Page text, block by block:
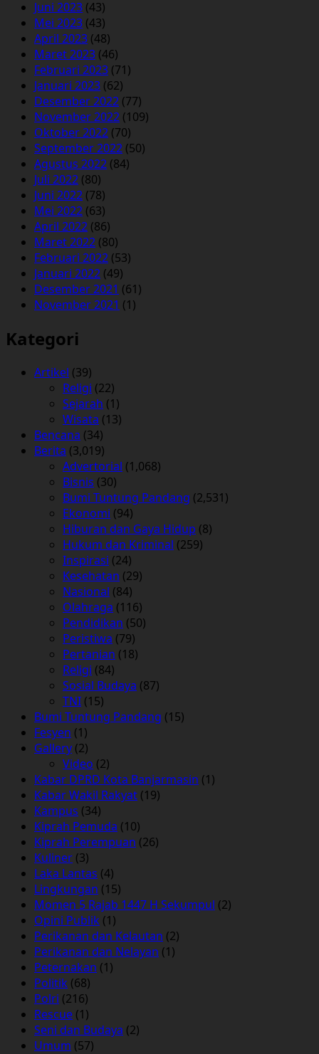
Juni 2023 (43)
Mei 2023 (43)
April 2023 (48)
Maret 2023 (46)
Februari 2023 (71)
Januari 2023 (62)
Desember 2022 (77)
November 2022 (109)
Oktober 2022 (70)
September 2022 (50)
Agustus 2022 (84)
Juli 2022 (80)
Juni 2022 (78)
Mei 2022 (63)
April 2022 (86)
Maret 2022 (80)
Februari 2022 (53)
Januari 2022 (49)
Desember 2021 (61)
November 2021 (1)
Kategori
Artikel (39)
Religi (22)
Sejarah (1)
Wisata (13)
Bencana (34)
Berita (3,019)
Advertorial (1,068)
Bisnis (30)
Bumi Tuntung Pandang (2,531)
Ekonomi (94)
Hiburan dan Gaya Hidup (8)
Hukum dan Kriminal (259)
Inspirasi (24)
Kesehatan (29)
Nasional (84)
Olahraga (116)
Pendidikan (50)
Peristiwa (79)
Pertanian (18)
Religi (84)
Sosial Budaya (87)
TNI (15)
Bumi Tuntung Pandang (15)
Fesyen (1)
Gallery (2)
Video (2)
Kabar DPRD Kota Banjarmasin (1)
Kabar Wakil Rakyat (19)
Kampus (34)
Kiprah Pemuda (10)
Kiprah Perempuan (26)
Kuliner (3)
Laka Lantas (4)
Lingkungan (15)
Momen 5 Rajab 1447 H Sekumpul (2)
Opini Publik (1)
Perikanan dan Kelautan (2)
Perikanan dan Nelayan (1)
Peternakan (1)
Politik (68)
Polri (216)
Rescue (1)
Seni dan Budaya (2)
Umum (57)